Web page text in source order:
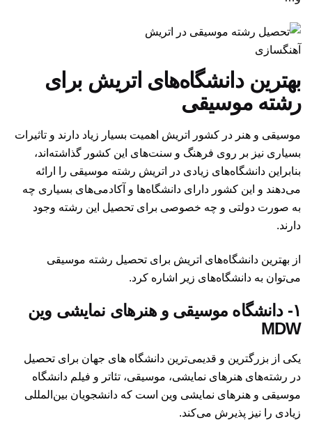
آهنگسازی
بهترین دانشگاه‌های اتریش برای
رشته موسیقی
موسیقی و هنر در کشور اتریش اهمیت بسیار زیاد دارند و تاثیرات
بسیاری نیز بر روی فرهنگ و سنت‌های این کشور گذاشته‌اند،
بنابراین دانشگاه‌های زیادی در اتریش رشته موسیقی را ارائه
می‌دهند و این کشور دارای دانشگاه‌ها و آکادمی‌های بسیاری چه
به صورت دولتی و چه خصوصی برای تحصیل این رشته وجود
دارند.
از بهترین دانشگاه‌های اتریش برای تحصیل رشته موسیقی
می‌توان به دانشگاه‌های زیر اشاره کرد.
۱- دانشگاه موسیقی و هنرهای نمایشی وین
MDW
یکی از بزرگترین و قدیمی‌ترین دانشگاه های جهان برای تحصیل
در رشته‌های هنرهای نمایشی، موسیقی، تئاتر و فیلم دانشگاه
موسیقی و هنرهای نمایشی وین است که دانشجویان بین‌المللی
زیادی را نیز پذیرش می‌کند.